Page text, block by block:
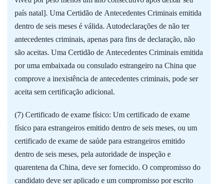
país natal]. Uma Certidão de Antecedentes Criminais emitida
dentro de seis meses é válida. Autodeclarações de não ter
antecedentes criminais, apenas para fins de declaração, não
são aceitas. Uma Certidão de Antecedentes Criminais emitida
por uma embaixada ou consulado estrangeiro na China que
comprove a inexistência de antecedentes criminais, pode ser
aceita sem certificação adicional.
(7) Certificado de exame físico: Um certificado de exame
físico para estrangeiros emitido dentro de seis meses, ou um
certificado de exame de saúde para estrangeiros emitido
dentro de seis meses, pela autoridade de inspeção e
quarentena da China, deve ser fornecido. O compromisso do
candidato deve ser aplicado e um compromisso por escrito